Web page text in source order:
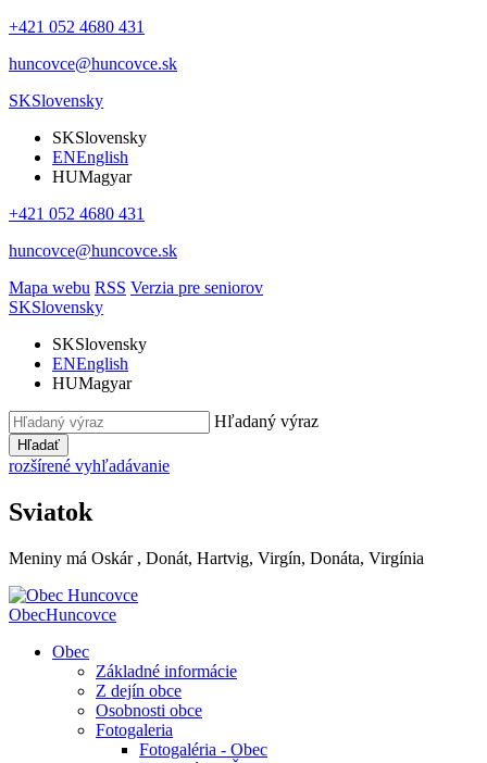
+421 052 4680 431
huncovce@huncovce.sk
SKSlovensky
SKSlovensky
ENEnglish
HUMagyar
+421 052 4680 431
huncovce@huncovce.sk
Mapa webu RSS Verzia pre seniorov
SKSlovensky
SKSlovensky
ENEnglish
HUMagyar
Hľadaný výraz
Hľadať
rozšírené vyhľadávanie
Sviatok
Meniny má Oskár , Donát, Hartvig, Virgín, Donáta, Virgínia
ObecHuncovce
Obec
Základné informácie
Z dejín obce
Osobnosti obce
Fotogaleria
Fotogaléria - Obec